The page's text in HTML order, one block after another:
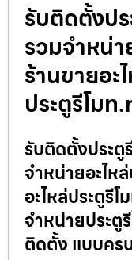
รับติดตั้งป
รวมจำหน่า
ร้านขายอะ
ประตูรีโมท
รับติดตั้งประตู
จำหน่ายอะไห
อะไหล่ประตูรี
จำหน่ายประตู
ติดตั้ง แบบคร